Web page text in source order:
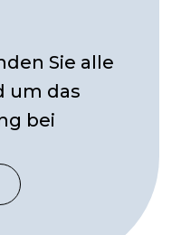
Sie alle
um das
bei